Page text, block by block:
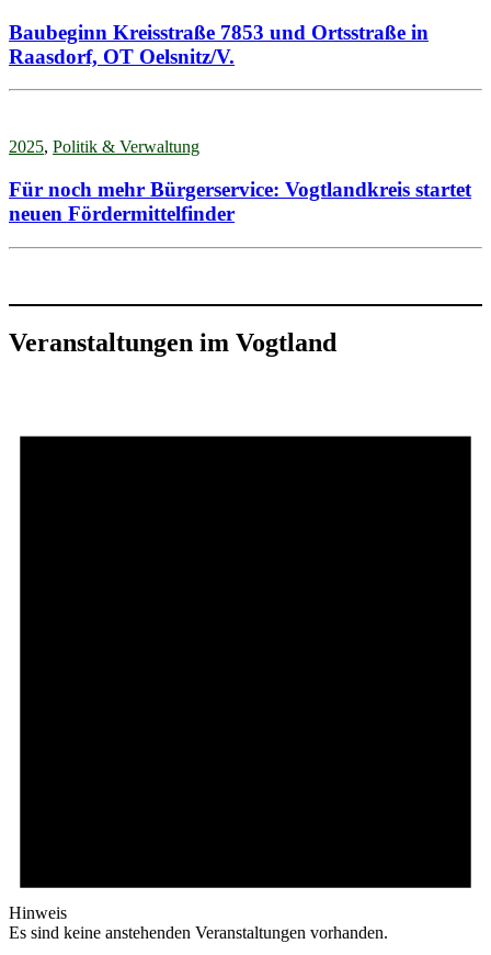
Baubeginn Kreisstraße 7853 und Ortsstraße in
Raasdorf, OT Oelsnitz/V.
2025, Politik & Verwaltung
Für noch mehr Bürgerservice: Vogtlandkreis startet
neuen Fördermittelfinder
Veranstaltungen im Vogtland
Hinweis
Es sind keine anstehenden Veranstaltungen vorhanden.